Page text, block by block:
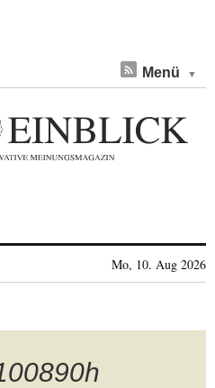
Menü
Mo, 10. Aug 2026